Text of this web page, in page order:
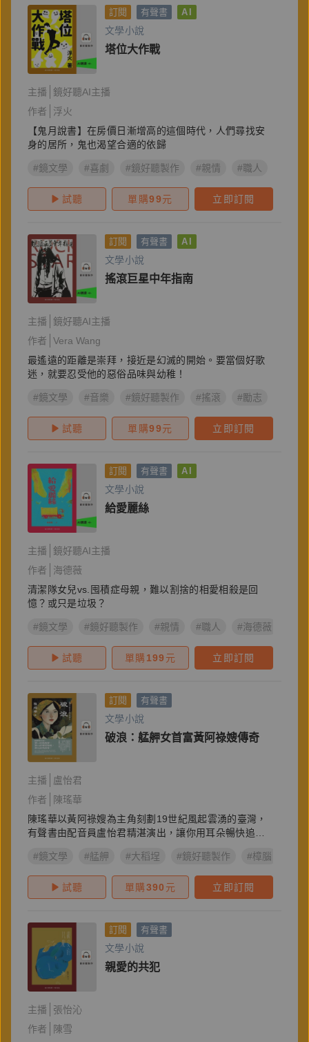
訂閱 有聲書 AI
文學小說
塔位大作戰
主播
鏡好聽AI主播
作者
浮火
【鬼月說書】在房價日漸增高的這個時代，人們尋找安
身的居所，鬼也渴望合適的依歸
#鏡文學 #喜劇 #鏡好聽製作 #親情 #職人
試聽 單購99元 立即訂閱
訂閱 有聲書 AI
文學小說
搖滾巨星中年指南
主播
鏡好聽AI主播
作者
Vera Wang
最遙遠的距離是崇拜，接近是幻滅的開始。要當個好歌
迷，就要忍受他的惡俗品味與幼稚！
#鏡文學 #音樂 #鏡好聽製作 #搖滾 #勵志
試聽 單購99元 立即訂閱
訂閱 有聲書 AI
文學小說
給愛麗絲
主播
鏡好聽AI主播
作者
海德薇
清潔隊女兒vs.囤積症母親，難以割捨的相愛相殺是回
憶？或只是垃圾？
#鏡文學 #鏡好聽製作 #親情 #職人 #海德薇
試聽 單購199 元 立即訂閱
訂閱 有聲書
文學小說
破浪：艋舺女首富黃阿祿嫂傳奇
主播
盧怡君
作者
陳瑤華
陳瑤華以黃阿祿嫂為主角刻劃19世紀風起雲湧的臺灣，
有聲書由配音員盧怡君精湛演出，讓你用耳朵暢快追
#鏡文學
#艋舺 #大稻埕 #鏡好聽製作 #樟腦
試聽 單購390 元 立即訂閱
訂閱 有聲書
文學小說
親愛的共犯
主播
張怡沁
作者
陳雪